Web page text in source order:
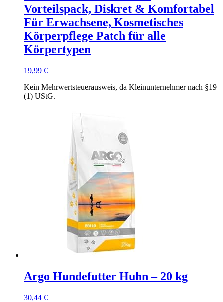
Vorteilspack, Diskret & Komfortabel
Für Erwachsene, Kosmetisches
Körperpflege Patch für alle
Körpertypen
19,99 €
Kein Mehrwertsteuerausweis, da Kleinunternehmer nach §19
(1) UStG.
Argo Hundefutter Huhn – 20 kg
30,44 €